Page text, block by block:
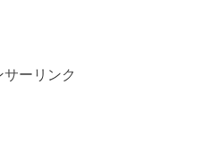
サーリンク